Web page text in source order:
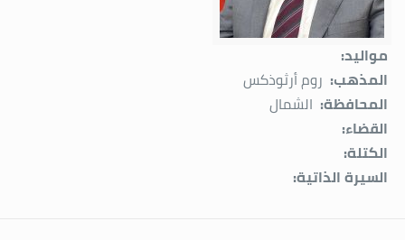
مواليد:
المذهب: روم أرثوذكس
المحافظة: الشمال
القضاء:
الكتلة:
السيرة الذاتية: